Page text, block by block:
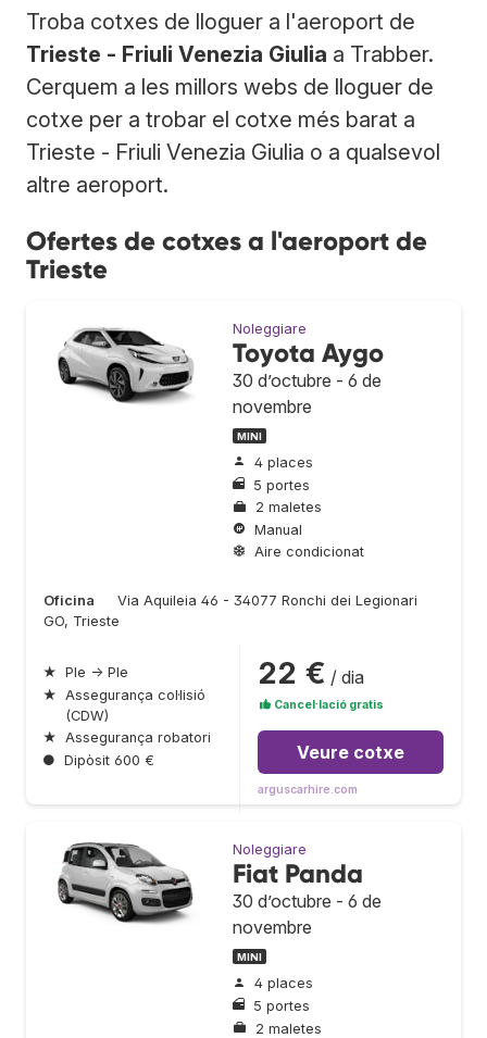
Troba cotxes de lloguer a l'aeroport de
Trieste - Friuli Venezia Giulia a Trabber.
Cerquem a les millors webs de lloguer de
cotxe per a trobar el cotxe més barat a
Trieste - Friuli Venezia Giulia o a qualsevol
altre aeroport.
Ofertes de cotxes a l'aeroport de
Trieste
Noleggiare
Toyota Aygo
30 d’octubre - 6 de
novembre
MINI
4 places
5 portes
2 maletes
Manual
Aire condicionat
Oficina
Via Aquileia 46 - 34077 Ronchi dei Legionari
GO, Trieste
★ Ple → Ple
★ Assegurança col·lisió
(CDW)
★ Assegurança robatori
● Dipòsit 600 €
22 € / dia
Cancel·lació gratis
Veure cotxe
arguscarhire.com
Noleggiare
Fiat Panda
30 d’octubre - 6 de
novembre
MINI
4 places
5 portes
2 maletes